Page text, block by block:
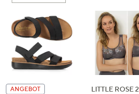
oder
wischen
Sie
Touch-
Geräten
links
ANGEBOT
LITTLE ROSE 2